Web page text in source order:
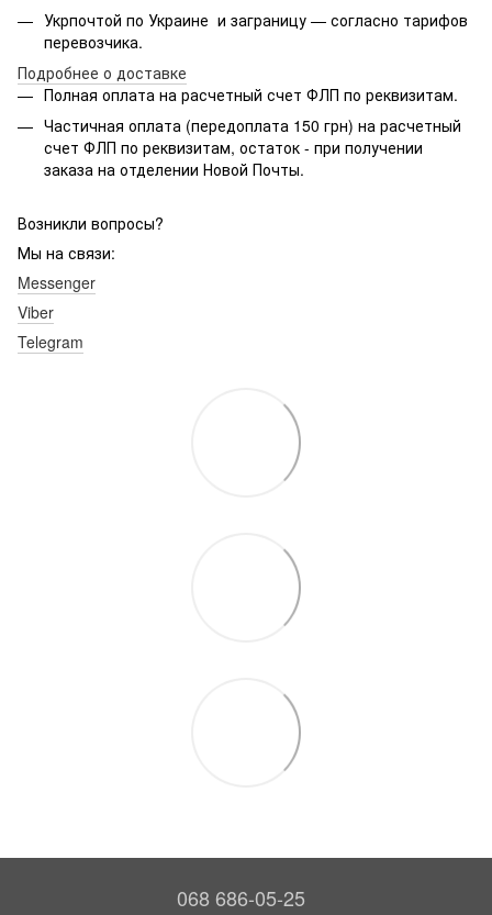
Укрпочтой по Украине и заграницу — согласно тарифов
перевозчика.
Подробнее о доставке
Полная оплата на расчетный счет ФЛП по реквизитам.
Частичная оплата (передоплата 150 грн) на расчетный
счет ФЛП по реквизитам, остаток - при получении
заказа на отделении Новой Почты.
Возникли вопросы?
Мы на связи:
Messenger
Viber
Telegram
068 686-05-25